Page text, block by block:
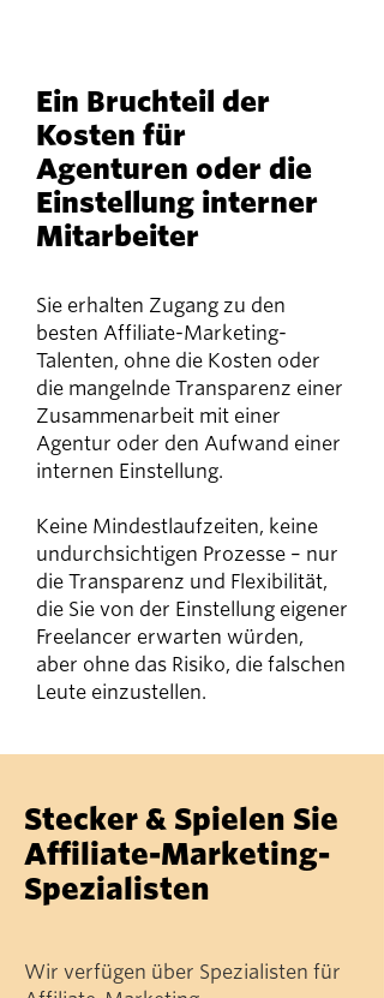
Ein Bruchteil der
Kosten für
Agenturen oder die
Einstellung interner
Mitarbeiter
Sie erhalten Zugang zu den
besten Affiliate-Marketing-
Talenten, ohne die Kosten oder
die mangelnde Transparenz einer
Zusammenarbeit mit einer
Agentur oder den Aufwand einer
internen Einstellung.
Keine Mindestlaufzeiten, keine
undurchsichtigen Prozesse – nur
die Transparenz und Flexibilität,
die Sie von der Einstellung eigener
Freelancer erwarten würden,
aber ohne das Risiko, die falschen
Leute einzustellen.
Stecker & Spielen Sie
Affiliate-Marketing-
Spezialisten
Wir verfügen über Spezialisten für